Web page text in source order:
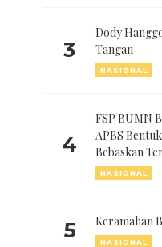
3
Dody
Tangan
NASIONAL
4
FSP BUMN
APBS
Bebaskan
NASIONAL
5 Keramahan
NASIONAL